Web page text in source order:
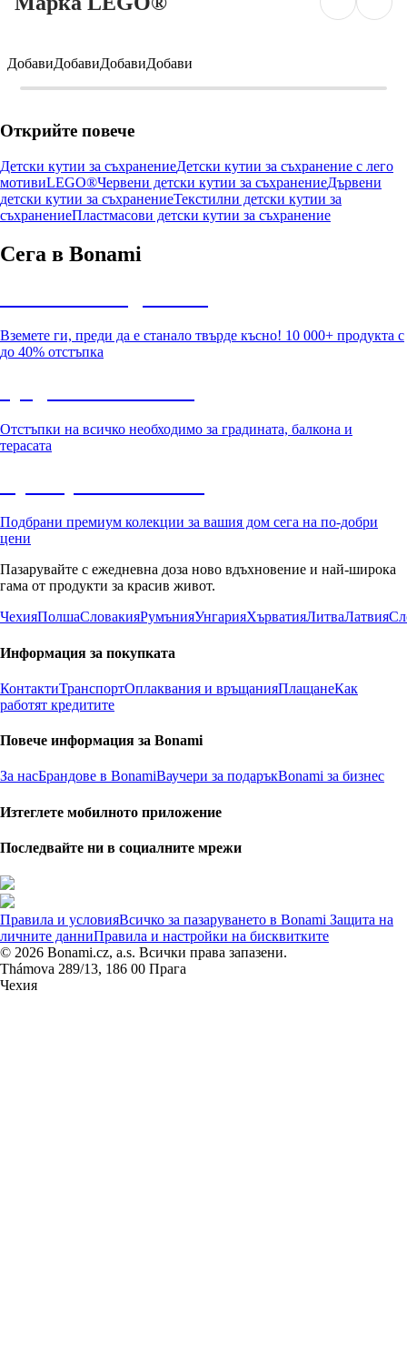
ДобавиДобавиДобавиДобави
Открийте повече
Детски кутии за съхранениеДетски кутии за съхранение с лего
мотивиLEGO®Червени детски кутии за съхранениеДървени
детски кутии за съхранениеТекстилни детски кутии за
съхранениеПластмасови детски кутии за съхранение
Сега в Bonami
Вземете ги, преди да е станало твърде късно! 10 000+ продукта с
до 40% отстъпка
Отстъпки на всичко необходимо за градината, балкона и
терасата
Подбрани премиум колекции за вашия дом сега на по-добри
цени
Пазарувайте с ежедневна доза ново вдъхновение и най-широка
гама от продукти за красив живот.
ЧехияПолшаСловакияРумънияУнгарияХърватияЛитваЛатвия
Информация за покупката
КонтактиТранспортОплаквания и връщанияПлащанеКак
работят кредитите
Повече информация за Bonami
За насБрандове в BonamiВаучери за подаръкBonami за бизнес
Изтеглете мобилното приложение
Последвайте ни в социалните мрежи
Правила и условияВсичко за пазаруването в Bonami Защита на
личните данниПравила и настройки на бисквитките
© 2026 Bonami.cz, a.s. Всички права запазени.
Thámova 289/13, 186 00 Прага
Чехия